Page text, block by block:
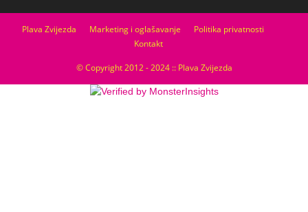
Plava Zvijezda Marketing i oglašavanje
Politika privatnosti
Kontakt
© Copyright 2012 - 2024 :: Plava Zvijezda